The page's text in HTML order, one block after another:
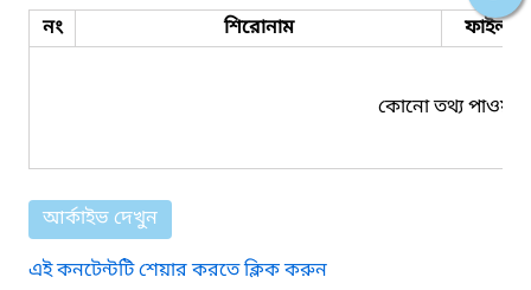
নং শিরোনাম ফাইল
কোনো তথ্য পাওয়া
আর্কাইভ দেখুন
এই কনটেন্টটি শেয়ার করতে ক্লিক করুন